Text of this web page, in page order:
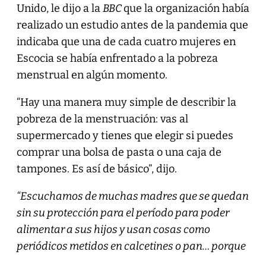
Unido, le dijo a laBBCque la organización había
realizado un estudio antes de la pandemia que
indicaba que una de cada cuatro mujeres en
Escocia se había enfrentado a la pobreza
menstrual en algún momento.
“Hay una manera muy simple de describir la
pobreza de la menstruación: vas al
supermercado y tienes que elegir si puedes
comprar una bolsa de pasta o una caja de
tampones. Es así de básico”, dijo.
“Escuchamos de muchas madres que se quedan
sin su protección para el período para poder
alimentar a sus hijos y usan cosas como
periódicos metidos en calcetines o pan… porque